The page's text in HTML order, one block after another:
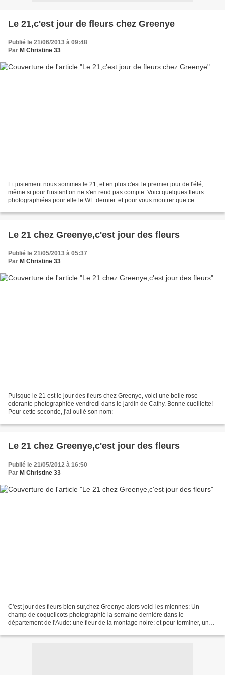
Le 21,c'est jour de fleurs chez Greenye
Publié le 21/06/2013 à 09:48
Par M Christine 33
Et justement nous sommes le 21, et en plus c'est le premier jour de l'été,
même si pour l'instant on ne s'en rend pas compte. Voici quelques fleurs
photographiées pour elle le WE dernier. et pour vous montrer que ce
Le 21 chez Greenye,c'est jour des fleurs
Publié le 21/05/2013 à 05:37
Par M Christine 33
Puisque le 21 est le jour des fleurs chez Greenye, voici une belle rose
odorante photographiée vendredi dans le jardin de Cathy. Bonne cueillette!
Pour cette seconde, j'ai oulié son nom:
Le 21 chez Greenye,c'est jour des fleurs
Publié le 21/05/2012 à 16:50
Par M Christine 33
C'est jour des fleurs bien sur,chez Greenye alors voici les miennes: Un
champ de coquelicots photographié la semaine dernière dans le
département de l'Aude: une fleur de la montage noire: et pour terminer, un